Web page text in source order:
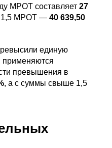
МРОТ составляет 27
1,5 МРОТ — 40 639,50
единую
применяются
превышения в
, а с суммы свыше 1,5